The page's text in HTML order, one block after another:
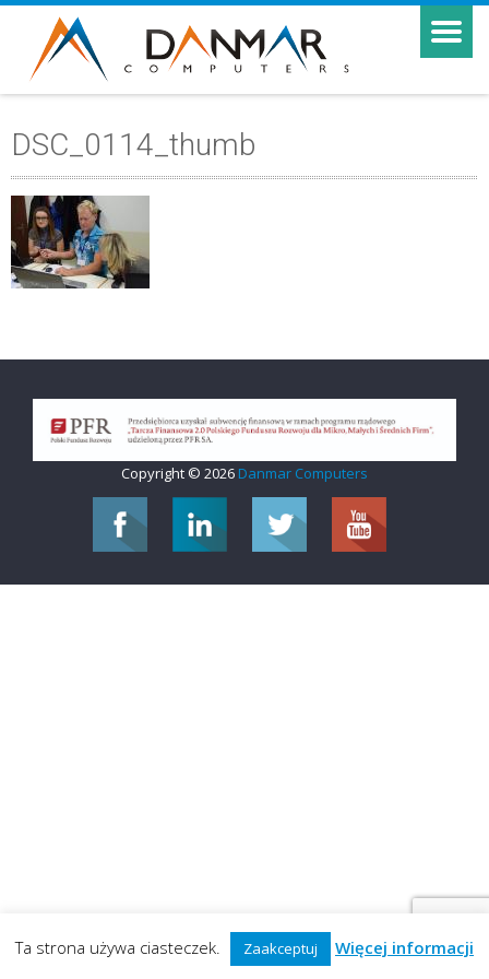
DSC_0114_thumb
Copyright © 2026 Danmar Computers
Ta strona używa ciasteczek. Zaakceptuj Więcej informacji